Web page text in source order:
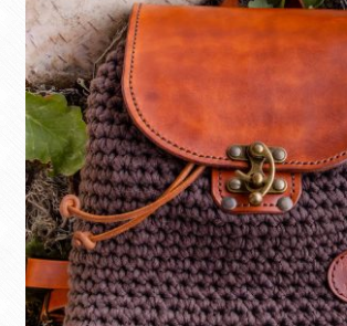
Infos
Contact
Connexion